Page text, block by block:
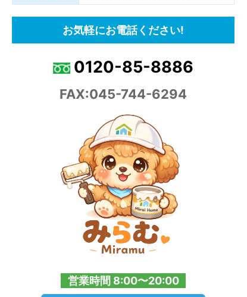
お気軽にお電話ください!
0120-85-8886
FAX:045-744-6294
営業時間 8:00〜20:00